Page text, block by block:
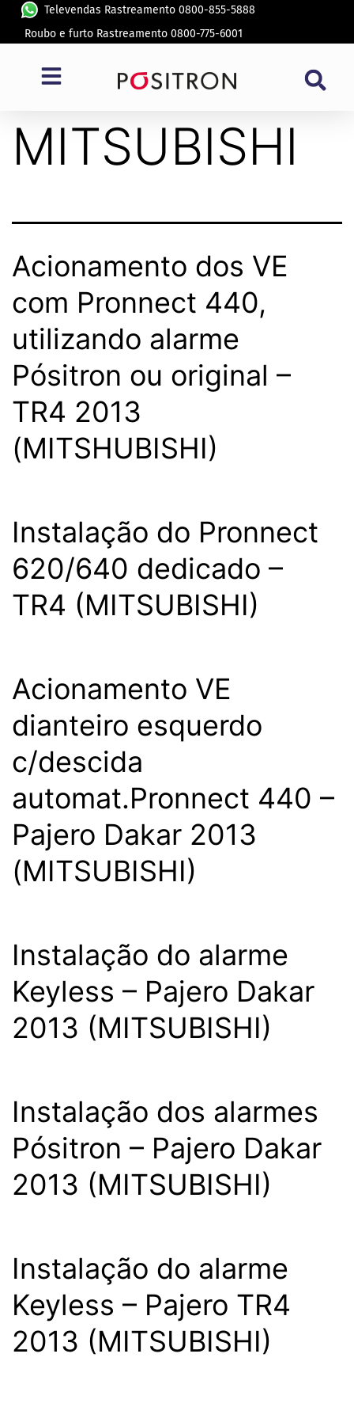
Televendas Rastreamento 0800-855-5888
Roubo e furto Rastreamento 0800-775-6001
Montadora:
MITSUBISHI
Acionamento dos VE
com Pronnect 440,
utilizando alarme
Pósitron ou original –
TR4 2013
(MITSHUBISHI)
Instalação do Pronnect
620/640 dedicado –
TR4 (MITSUBISHI)
Acionamento VE
dianteiro esquerdo
c/descida
automat.Pronnect 440 –
Pajero Dakar 2013
(MITSUBISHI)
Instalação do alarme
Keyless – Pajero Dakar
2013 (MITSUBISHI)
Instalação dos alarmes
Pósitron – Pajero Dakar
2013 (MITSUBISHI)
Instalação do alarme
Keyless – Pajero TR4
2013 (MITSUBISHI)